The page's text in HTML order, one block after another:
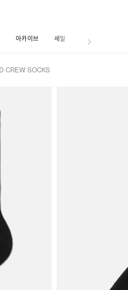
아카이브 세일 저널
CREW SOCKS